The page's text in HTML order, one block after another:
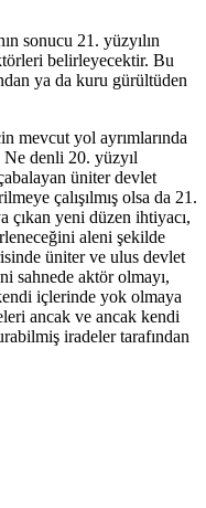
sonucu 21. yüzyılın
belirleyecektir. Bu
ya da kuru gürültüden
mevcut yol ayrımlarında
Ne denli 20. yüzyıl
üniter devlet
çalışılmış olsa da 21.
çıkan yeni düzen ihtiyacı,
aleni şekilde
üniter ve ulus devlet
sahnede aktör olmayı,
içlerinde yok olmaya
ancak ve ancak kendi
iradeler tarafından